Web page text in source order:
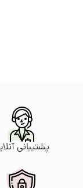
پشتیبانی